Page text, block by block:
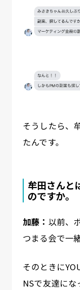
そうしたら、
たんです。
牟田さんと
のですか。
加藤： 以前、
つまる会で一
そのときに
NSで友達に